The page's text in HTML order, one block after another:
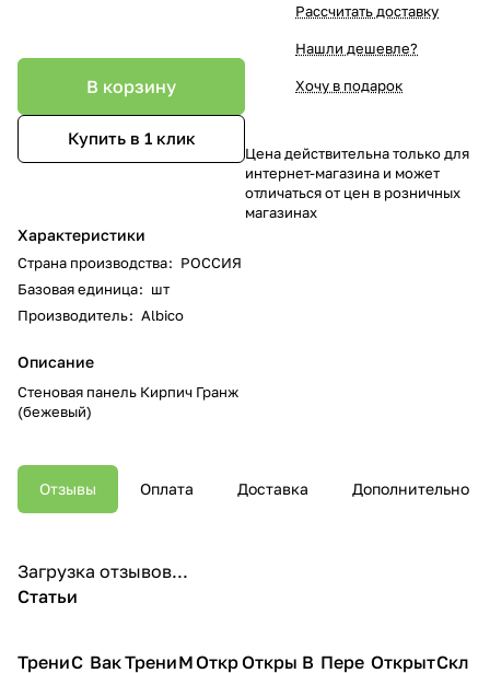
В корзину
Купить в 1 клик
Характеристики
Страна производства: РОССИЯ
Базовая единица: шт
Производитель: Albico
Описание
Стеновая панель Кирпич Гранж
(бежевый)
Рассчитать доставку
Нашли дешевле?
Хочу в подарок
Цена действительна только для
интернет-магазина и может
отличаться от цен в розничных
магазинах
Отзывы Оплата Доставка Дополнительно
Загрузка отзывов...
Статьи
ТрениС ВакТрениМОткрОткры В Пере ОткрытСкл